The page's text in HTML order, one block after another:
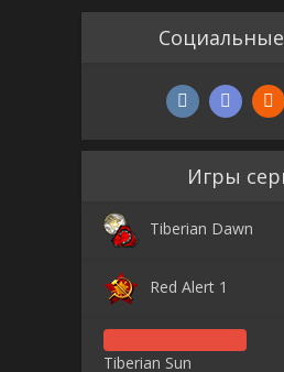
Игры
Tiberian Dawn
Red Alert 1
Tiberian Sun